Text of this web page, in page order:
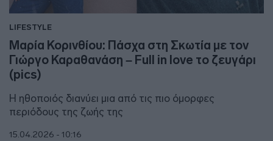
LIFESTYLE
Μαρία Κορινθίου: Πάσχα στη Σκωτία με τον
Γιώργο Καραθανάση – Full in love το ζευγάρι
(pics)
Η ηθοποιός διανύει μια από τις πιο όμορφες
περιόδους της ζωής της
15.04.2026 - 10:16